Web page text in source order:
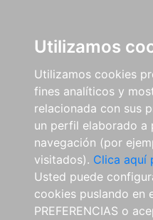
Utilizamos
Utilizamos cookies
fines analíticos y
relacionada con sus
un perfil elaborado a
navegación (por
visitados). Clica aquí
Usted puede
cookies puslando en
PREFERENCIAS o